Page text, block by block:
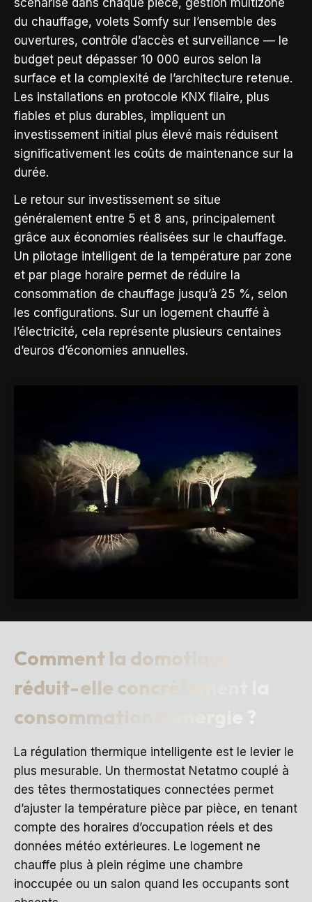
du chauffage, volets Somfy sur l’ensemble des
ouvertures, contrôle d’accès et surveillance — le
budget peut dépasser 10 000 euros selon la
surface et la complexité de l’architecture retenue.
Les installations en protocole KNX filaire, plus
fiables et plus durables, impliquent un
investissement initial plus élevé mais réduisent
significativement les coûts de maintenance sur la
durée.
Le retour sur investissement se situe
généralement entre 5 et 8 ans, principalement
grâce aux économies réalisées sur le chauffage.
Un pilotage intelligent de la température par zone
et par plage horaire permet de réduire la
consommation de chauffage jusqu’à 25 %, selon
les configurations. Sur un logement chauffé à
l’électricité, cela représente plusieurs centaines
d’euros d’économies annuelles.
Comment la domotique
réduit-elle concrètement la
consommation d’énergie ?
La régulation thermique intelligente est le levier le
plus mesurable. Un thermostat Netatmo couplé à
des têtes thermostatiques connectées permet
d’ajuster la température pièce par pièce, en tenant
compte des horaires d’occupation réels et des
données météo extérieures. Le logement ne
chauffe plus à plein régime une chambre
inoccupée ou un salon quand les occupants sont